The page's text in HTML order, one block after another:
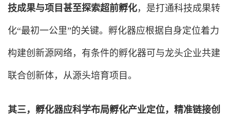
技成果与项目甚至探索超前孵化，是打通科技成果转
化“最初一公里”的关键。孵化器应根据自身定位着力
构建创新源网络，有条件的孵化器可与龙头企业共建
联合创新体，从源头培育项目。
其三，孵化器应科学布局孵化产业定位，精准链接创